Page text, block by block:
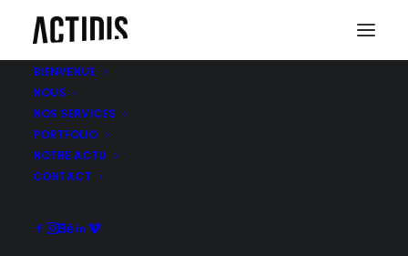
BIENVENUE
NOUS
NOS SERVICES
PORTFOLIO
NOTRE ACTU
CONTACT